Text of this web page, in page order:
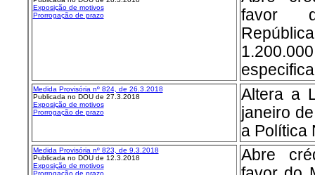
Exposição de motivos
Prorrogação de prazo
favor
Medida Provisória nº 824, de 26.3.2018
Publicada no DOU de 27.3.2018
Exposição de motivos
Prorrogação de prazo
Altera a
janeiro
a Política
Medida Provisória nº 823, de 9.3.2018
Publicada no DOU de 12.3.2018
Exposição de motivos
Prorrogação de prazo
Abre